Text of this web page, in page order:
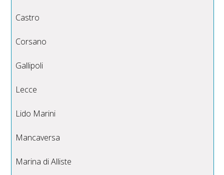
Castro
Corsano
Gallipoli
Lecce
Lido Marini
Mancaversa
Marina di Alliste